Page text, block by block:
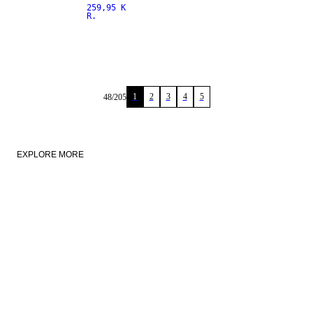
259,95 K
R.
48/205 1 2 3 4 5
EXPLORE MORE